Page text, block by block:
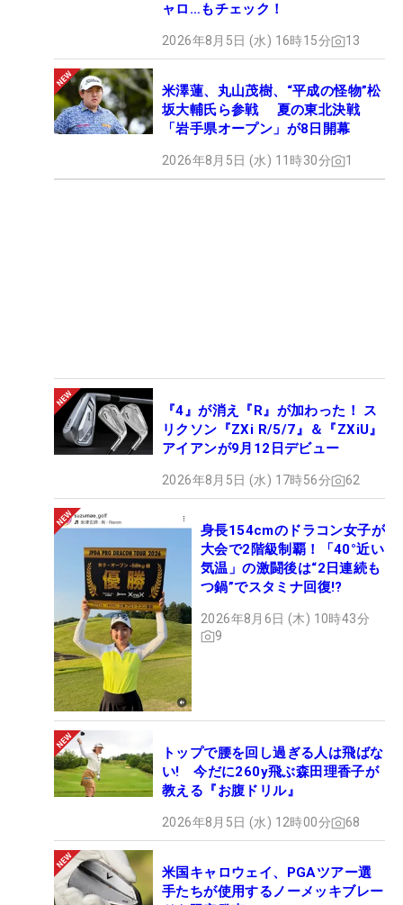
ャロ…もチェック！
2026年8月5日 (水) 16時15分 13
米澤蓮、丸山茂樹、“平成の怪物”松
坂大輔氏ら参戦 夏の東北決戦
「岩手県オープン」が8日開幕
2026年8月5日 (水) 11時30分 1
『4』が消え『R』が加わった！ ス
リクソン『ZXi R/5/7』＆『ZXiU』
アイアンが9月12日デビュー
2026年8月5日 (水) 17時56分 62
身長154cmのドラコン女子が
大会で2階級制覇！「40°近い
気温」の激闘後は“2日連続も
つ鍋”でスタミナ回復!?
2026年8月6日 (木) 10時43分
9
トップで腰を回し過ぎる人は飛ばな
い! 今だに260y飛ぶ森田理香子が
教える『お腹ドリル』
2026年8月5日 (水) 12時00分 68
米国キャロウェイ、PGAツアー選
手たちが使用するノーメッキブレー